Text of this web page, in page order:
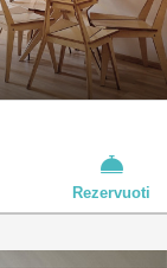
Rezervuoti